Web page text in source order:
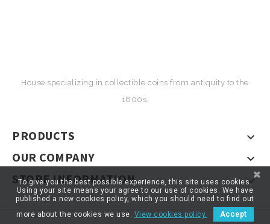
House specializing in collectible coins from antiquity to the
1800s.
PRODUCTS 
OUR COMPANY 
STORE INFORMATION 
To give you the best possible experience, this site uses cookies.
Using your site means your agree to our use of cookies. We have
published a new cookies policy, which you should need to find out
more about the cookies we use. View cookies policy. Accept